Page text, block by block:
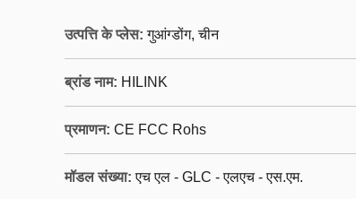
उत्पत्ति के प्लेस: गुआंग्डोंग, चीन
ब्रांड नाम: HILINK
प्रमाणन: CE FCC Rohs
मॉडल संख्या: एच एल - GLC - एलएच - एस.एम.